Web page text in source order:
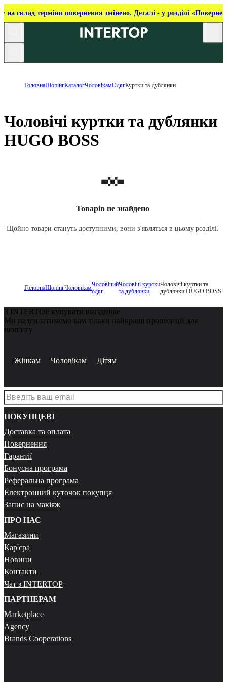
на склад терміни повернення змінено. Деталі - у розділі
ГоловнаШопінгКаталогЧоловікамОдягКуртки та дублянки
Чоловічі куртки та дублянки
HUGO BOSS
Товарів не знайдено
Щойно товари стануть доступними, вони з'являться в цьому розділі.
ГоловнаШопінгЧоловікамЧоловічий
одяг
Чоловічі куртки
та дублянки
Чоловічі куртки та
дублянки HUGO BOSS
З INTERTOP купувати вигідніше
Ми надсилатимемо вам тільки найкращі пропозиції для
шопінгу
Жінкам Чоловікам Дітям
ПОКУПЦЕВІ
Доставка та оплата
Повернення
Гарантії
Бонусна програма
Реферальна програма
Електронний куточок покупця
Запис на макіяж
ПРО НАС
Магазини
Кар'єра
Новини
Контакти
Чат з INTERTOP
ПАРТНЕРАМ
Marketplace
Agency
Brands Cooperations